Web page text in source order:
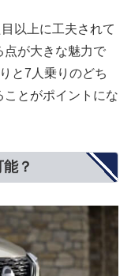
以上に工夫されて
点が大きな魅力で
と7人乗りのどち
ことがポイントにな
？